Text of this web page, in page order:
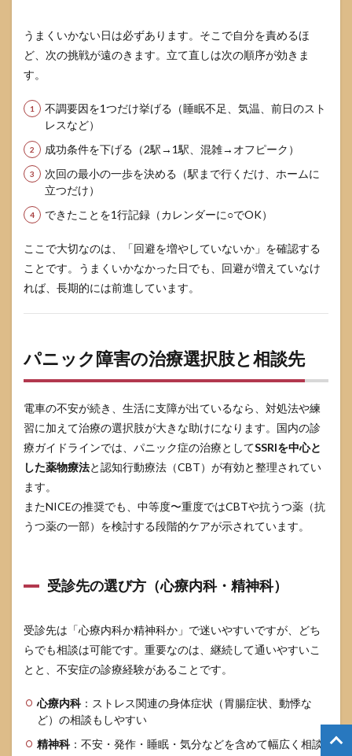
うまくいかない日は必ずあります。そこで自分を責めるほ
ど、次の挑戦が遠のきます。立て直しは次の順序が効きま
す。
不調要因を1つだけ挙げる（睡眠不足、気温、前日のスト
レスなど）
成功条件を下げる（2駅→1駅、混雑→オフピーク）
次回の最小の一歩を決める（駅まで行くだけ、ホームに
立つだけ）
できたことを1行記録（カレンダーに○でOK）
ここで大切なのは、「回避を増やしていないか」を確認する
ことです。うまくいかなかった日でも、回避が増えていなけ
れば、長期的には前進しています。
パニック障害の治療選択肢と相談先
電車の不安が続き、生活に支障が出ているなら、対処法や練
習に加えて治療の選択肢が大きな助けになります。国内の診
療ガイドラインでは、パニック症の治療としてSSRIを中心と
した薬物療法と認知行動療法（CBT）が有効と整理されてい
ます。
またNICEの推奨でも、中等度〜重度ではCBTや抗うつ薬（抗
うつ薬の一部）を検討する段階的ケアが示されています。
受診先の選び方（心療内科・精神科）
受診先は「心療内科か精神科か」で迷いやすいですが、どち
らでも相談は可能です。重要なのは、継続して通いやすいこ
とと、不安症の診療経験があることです。
心療内科 ：ストレス関連の身体症状（胃腸症状、動悸な
ど）の相談もしやすい
精神科 ：不安・発作・睡眠・気分などを含めて幅広く相談